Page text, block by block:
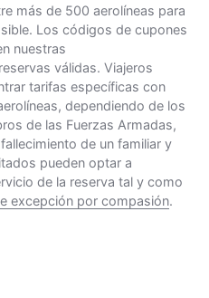
más de 500 aerolíneas para
Los códigos de cupones
nuestras
válidas. Viajeros
tarifas específicas con
dependiendo de los
de las Fuerzas Armadas,
de un familiar y
pueden optar a
de la reserva tal y como
excepción por compasión.